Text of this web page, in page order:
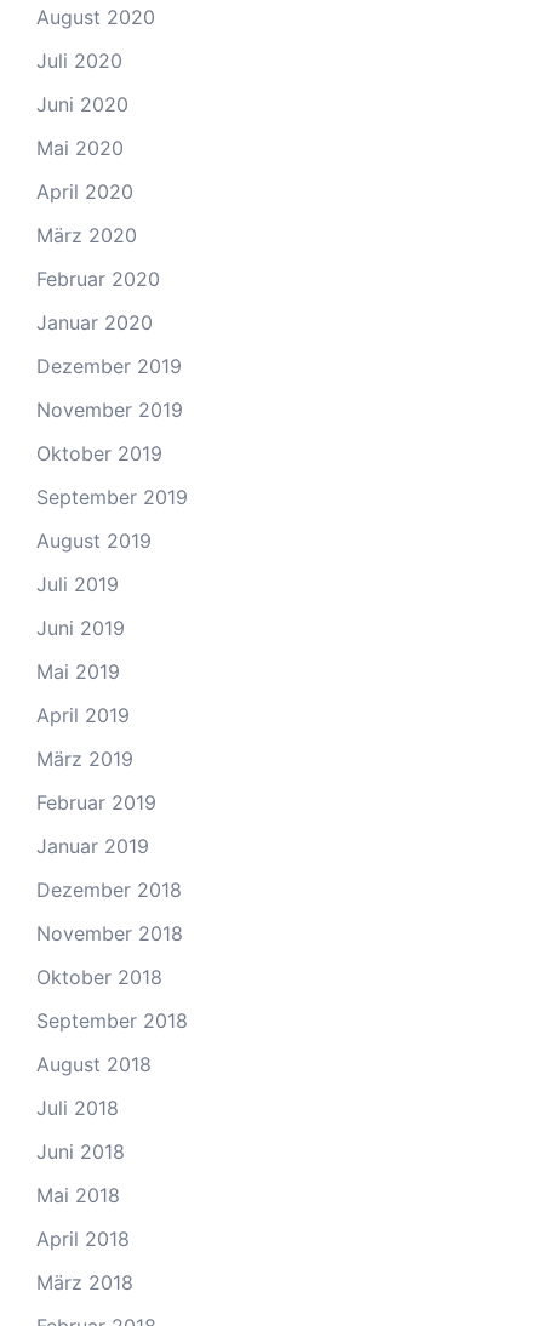
August 2020
Juli 2020
Juni 2020
Mai 2020
April 2020
März 2020
Februar 2020
Januar 2020
Dezember 2019
November 2019
Oktober 2019
September 2019
August 2019
Juli 2019
Juni 2019
Mai 2019
April 2019
März 2019
Februar 2019
Januar 2019
Dezember 2018
November 2018
Oktober 2018
September 2018
August 2018
Juli 2018
Juni 2018
Mai 2018
April 2018
März 2018